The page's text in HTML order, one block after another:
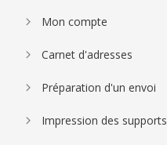
Mon compte
Carnet d'adresses
Préparation d'un envoi
Impression des supports